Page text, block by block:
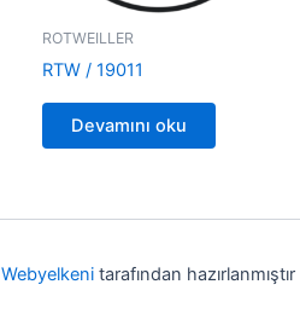
ROTWEILLER
RTW / 19011
Devamını oku
Webyelkenitarafından hazırlanmıştır